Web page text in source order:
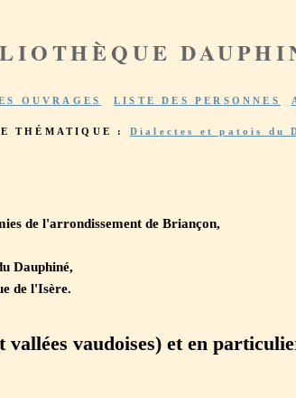
OUVRAGES LISTE DES PERSONNES
THÉMATIQUE : Dialectes et patois du
de l'arrondissement de Briançon,
Dauphiné,
de l'Isère.
vallées vaudoises) et en